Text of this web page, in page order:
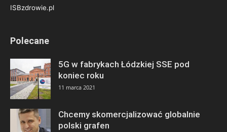
ISBzdrowie.pl
Polecane
5G w fabrykach Łódzkiej SSE pod
koniec roku
11 marca 2021
Chcemy skomercjalizować globalnie
polski grafen